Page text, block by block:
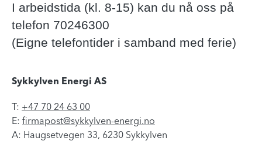
I arbeidstida (kl. 8-15) kan du nå oss på
telefon 70246300
(Eigne telefontider i samband med ferie)
Sykkylven Energi AS
T: +47 70 24 63 00
E: firmapost@sykkylven-energi.no
A: Haugsetvegen 33, 6230 Sykkylven